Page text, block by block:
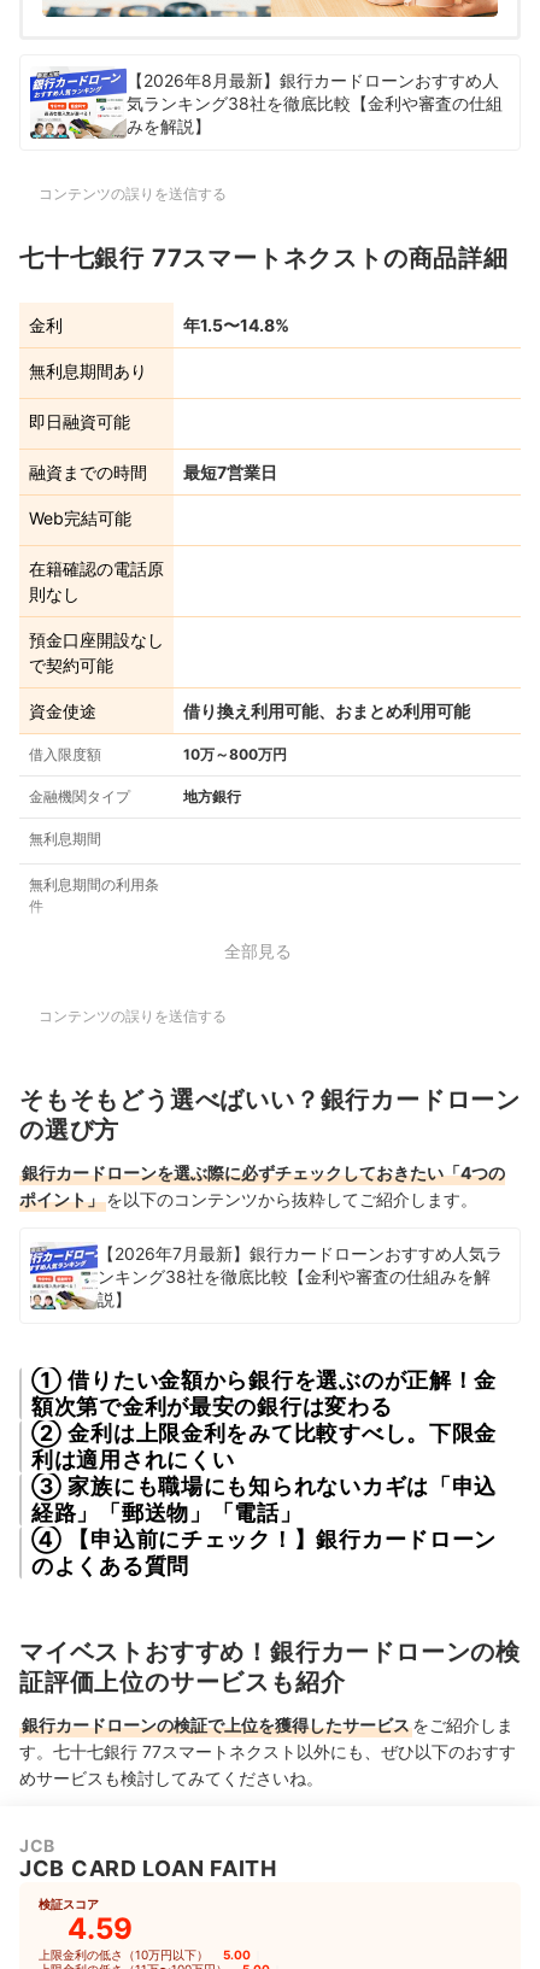
【2026年8月最新】銀行カードローンおすすめ人
気ランキング38社を徹底比較【金利や審査の仕組
みを解説】
コンテンツの誤りを送信する
七十七銀行 77スマートネクストの商品詳細
金利 年1.5〜14.8%
無利息期間あり
即日融資可能
融資までの時間 最短7営業日
Web完結可能
在籍確認の電話原
則なし
預金口座開設なし
で契約可能
資金使途 借り換え利用可能、おまとめ利用可能
借入限度額 10万～800万円
金融機関タイプ 地方銀行
無利息期間
無利息期間の利用条
件
全部見る
コンテンツの誤りを送信する
そもそもどう選べばいい？銀行カードローン
の選び方
銀行カードローンを選ぶ際に必ずチェックしておきたい「4つの
ポイント」を以下のコンテンツから抜粋してご紹介します。
【2026年7月最新】銀行カードローンおすすめ人気ラ
ンキング38社を徹底比較【金利や審査の仕組みを解
説】
① 借りたい金額から銀行を選ぶのが正解！金
額次第で金利が最安の銀行は変わる
② 金利は上限金利をみて比較すべし。下限金
利は適用されにくい
③ 家族にも職場にも知られないカギは「申込
経路」「郵送物」「電話」
④ 【申込前にチェック！】銀行カードローン
のよくある質問
マイベストおすすめ！銀行カードローンの検
証評価上位のサービスも紹介
銀行カードローンの検証で上位を獲得したサービスをご紹介しま
す。七十七銀行 77スマートネクスト以外にも、ぜひ以下のおすす
めサービスも検討してみてくださいね。
JCB
JCB CARD LOAN FAITH
検証スコア
4.59
上限金利の低さ（10万円以下） 5.00